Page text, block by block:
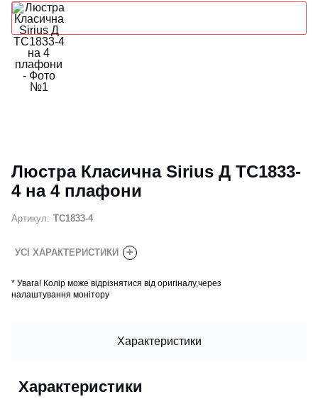
Люстра Класична Sirius Д ТС1833-
4 на 4 плафони
Артикул: ТС1833-4
УСІ ХАРАКТЕРИСТИКИ +
* Увага! Колір може відрізнятися від оригіналу,через
налаштування монітору
Характеристики
Характеристики